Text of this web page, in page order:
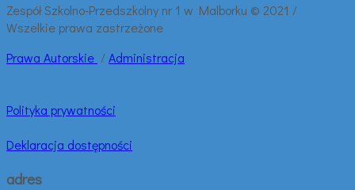
Zespół Szkolno-Przedszkolny nr 1 w Malborku © 2021 /
Wszelkie prawa zastrzeżone
Prawa Autorskie /Administracja
Polityka prywatności
Deklaracja dostępności
adres